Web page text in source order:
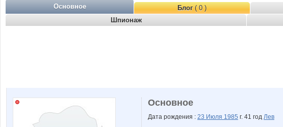
Основное Блог( 0 )
Шпионаж
Основное
Дата рождения : 23 Июля 1985 г. 41 год Лев